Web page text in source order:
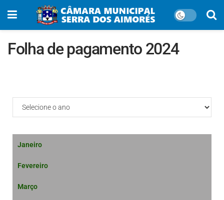
Folha de pagamento 2024
Janeiro
Fevereiro
Março